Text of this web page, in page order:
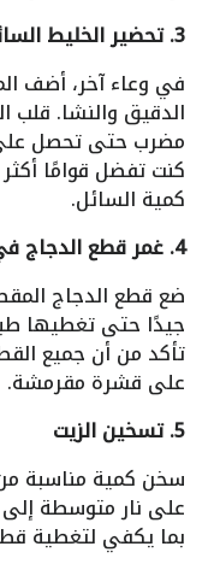
3. تحضير الخليط السائل
في وعاء آخر، أضف
الدقيق والنشا. قلب
مضرب حتى تحصل
كنت تفضل قوامًا
كمية السائل.
4. غمر قطع الدجاج في الخليط السائل
ضع قطع الدجاج
جيدًا حتى تغطيها
تأكد من أن جميع
على قشرة مقرمشة.
5. تسخين الزيت
سخن كمية مناسبة
على نار متوسطة إلى
بما يكفي لتغطية